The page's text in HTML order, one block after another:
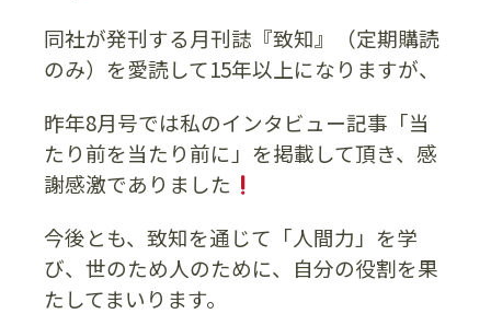
同社が発刊する月刊誌『致知』（定期購読
のみ）を愛読して15年以上になりますが、
昨年8月号では私のインタビュー記事「当
たり前を当たり前に」を掲載して頂き、感
謝感激でありました
今後とも、致知を通じて「人間力」を学
び、世のため人のために、自分の役割を果
たしてまいります。